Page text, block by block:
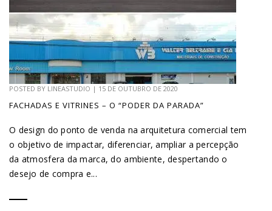
POSTED BY LINEASTUDIO | 15 DE OUTUBRO DE 2020
FACHADAS E VITRINES – O “PODER DA PARADA”
O design do ponto de venda na arquitetura comercial tem
o objetivo de impactar, diferenciar, ampliar a percepção
da atmosfera da marca, do ambiente, despertando o
desejo de compra e...